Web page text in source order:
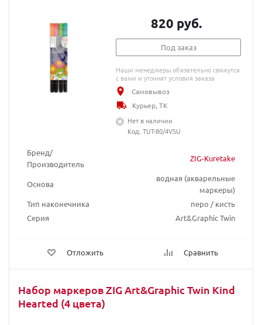
Бренд/
Производитель
ZIG-Kuretake
Основа
водная (акварельные
маркеры)
Тип наконечника
перо / кисть
Серия
Art&Graphic Twin
Отложить Сравнить
820 руб.
Под заказ
Наши менеджеры обязательно свяжутся
с вами и уточнят условия заказа
Самовывоз
Курьер, ТК
Нет в наличии
Код: TUT-80/4VSU
Набор маркеров ZIG Art&Graphic Twin Kind
Hearted (4 цвета)